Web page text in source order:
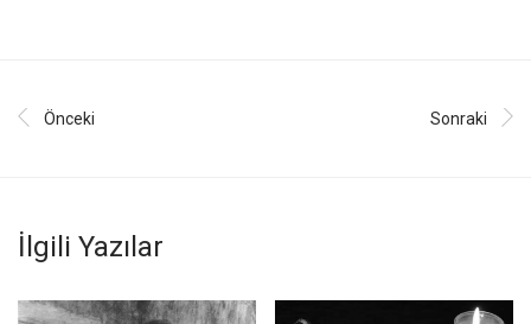
Önceki Sonraki
İlgili Yazılar